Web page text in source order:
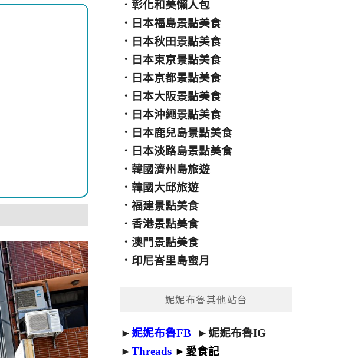
．彰化和美懶人包
． 日本福島景點美食
． 日本秋田景點美食
． 日本東京景點美食
． 日本京都景點美食
． 日本大阪景點美食
． 日本沖繩景點美食
． 日本鹿兒島景點美食
． 日本淡路島景點美食
．韓國濟州島旅遊
．韓國大邱旅遊
．福建景點美食
．香港景點美食
．澳門景點美食
． 印尼峇里島蜜月
妮妮布魯其他站台
►妮妮布魯FB ►妮妮布魯IG
►Threads ► 愛食記